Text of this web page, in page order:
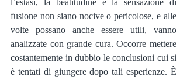
l’estasi, la beatitudine e la sensazione di
fusione non siano nocive o pericolose, e alle
volte possano anche essere utili, vanno
analizzate con grande cura. Occorre mettere
costantemente in dubbio le conclusioni cui si
è tentati di giungere dopo tali esperienze. È